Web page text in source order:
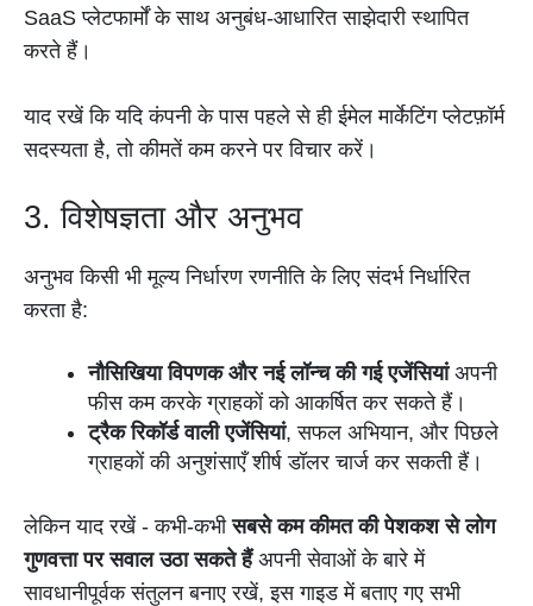
SaaS प्लेटफार्मों के साथ अनुबंध-आधारित साझेदारी स्थापित
करते हैं।
याद रखें कि यदि कंपनी के पास पहले से ही ईमेल मार्केटिंग प्लेटफ़ॉर्म
सदस्यता है, तो कीमतें कम करने पर विचार करें।
3. विशेषज्ञता और अनुभव
अनुभव किसी भी मूल्य निर्धारण रणनीति के लिए संदर्भ निर्धारित
करता है:
नौसिखिया विपणक और नई लॉन्च की गई एजेंसियांअपनी
फीस कम करके ग्राहकों को आकर्षित कर सकते हैं।
ट्रैक रिकॉर्ड वाली एजेंसियां, सफल अभियान, और पिछले
ग्राहकों की अनुशंसाएँ शीर्ष डॉलर चार्ज कर सकती हैं।
लेकिन याद रखें - कभी-कभीसबसे कम कीमत की पेशकश से लोग
गुणवत्ता पर सवाल उठा सकते हैंअपनी सेवाओं के बारे में
सावधानीपूर्वक संतुलन बनाए रखें, इस गाइड में बताए गए सभी